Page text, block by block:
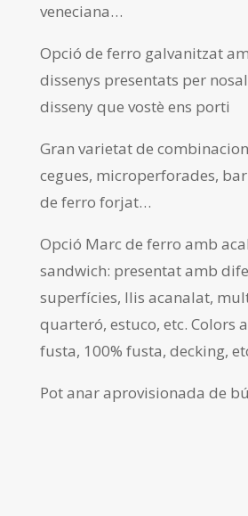
veneciana…
Opció de ferro galvanitzat
dissenys presentats per
disseny que vostè ens porti
Gran varietat de
cegues, microperforades,
de ferro forjat…
Opció Marc de ferro amb
sandwich: presentat amb
superfícies, llis acanalat,
quarteró, estuco, etc. Colors
fusta, 100% fusta, decking,
Pot anar aprovisionada de